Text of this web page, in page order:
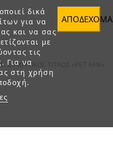
δικά
για να
και να σας
με
τις
Για να
στη χρήση
ΤΙΤΛΟΣ «PET FAN»